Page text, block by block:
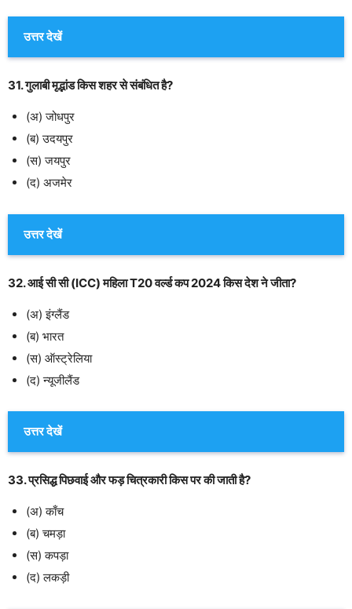
उत्तर देखें
31. गुलाबी मृद्भांड किस शहर से संबंधित है?
(अ) जोधपुर
(ब) उदयपुर
(स) जयपुर
(द) अजमेर
उत्तर देखें
32. आई सी सी (ICC) महिला T20 वर्ल्ड कप 2024 किस देश ने जीता?
(अ) इंग्लैंड
(ब) भारत
(स) ऑस्ट्रेलिया
(द) न्यूजीलैंड
उत्तर देखें
33. प्रसिद्ध पिछवाई और फड़ चित्रकारी किस पर की जाती है?
(अ) काँच
(ब) चमड़ा
(स) कपड़ा
(द) लकड़ी